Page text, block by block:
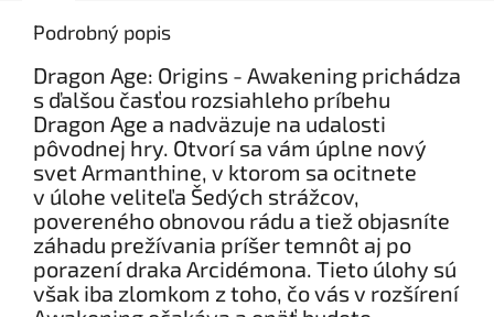
Podrobný popis
Dragon Age: Origins - Awakening prichádza
s ďalšou časťou rozsiahleho príbehu
Dragon Age a nadväzuje na udalosti
pôvodnej hry. Otvorí sa vám úplne nový
svet Armanthine, v ktorom sa ocitnete
v úlohe veliteľa Šedých strážcov,
povereného obnovou rádu a tiež objasníte
záhadu prežívania príšer temnôt aj po
porazení draka Arcidémona. Tieto úlohy sú
však iba zlomkom z toho, čo vás v rozšírení